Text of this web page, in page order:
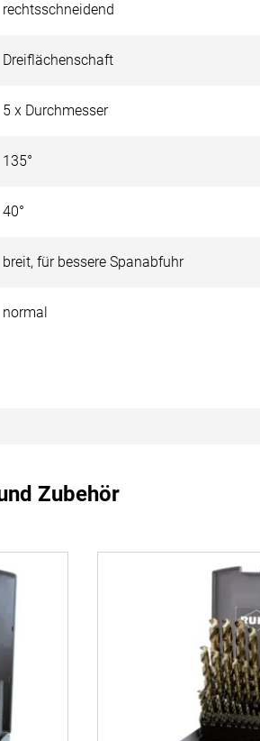
rechtsschneidend
Dreiflächenschaft
5 x Durchmesser
135°
40°
breit, für bessere Spanabfuhr
normal
Zubehör